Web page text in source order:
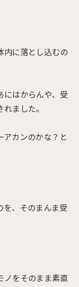
内に落とし込むの
にはからんや、受
ました。
アカンのかな？と
を、そのまんま受
ノをそのまま素直